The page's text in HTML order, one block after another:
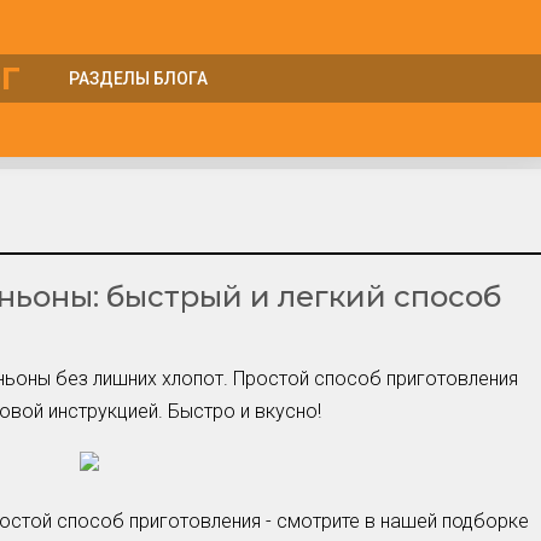
РАЗДЕЛЫ БЛОГА
Несушки
Овцы
Поросята
Утки
Яйца
быстрый и легкий способ
без лишних хлопот. Простой способ приготовления
инструкцией. Быстро и вкусно!
способ приготовления - смотрите в нашей подборке